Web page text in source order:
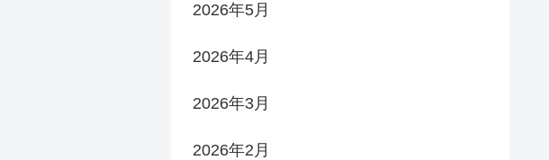
2026年5月
2026年4月
2026年3月
2026年2月